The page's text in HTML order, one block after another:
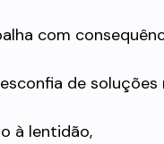
com
de soluções
à lentidão,